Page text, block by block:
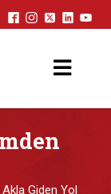
Akla Giden Yol